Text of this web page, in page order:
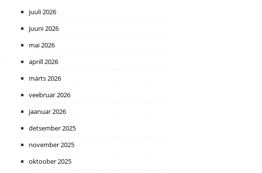
juuli 2026
juuni 2026
mai 2026
aprill 2026
märts 2026
veebruar 2026
jaanuar 2026
detsember 2025
november 2025
oktoober 2025